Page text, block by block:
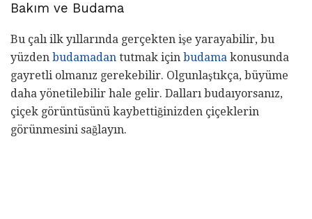
Bakım ve Budama
Bu çalı ilk yıllarında gerçekten işe yarayabilir, bu
yüzden budamadan tutmak için budama konusunda
gayretli olmanız gerekebilir. Olgunlaştıkça, büyüme
daha yönetilebilir hale gelir. Dalları budaıyorsanız,
çiçek görüntüsünü kaybettiğinizden çiçeklerin
görünmesini sağlayın.